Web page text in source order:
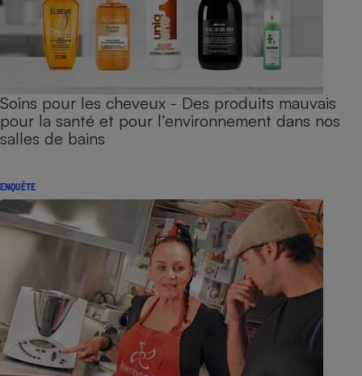
Soins pour les cheveux - Des produits mauvais
pour la santé et pour l’environnement dans nos
salles de bains
ENQUÊTE